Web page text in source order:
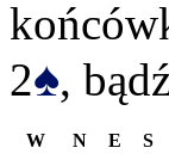
2♠,
W N E
S